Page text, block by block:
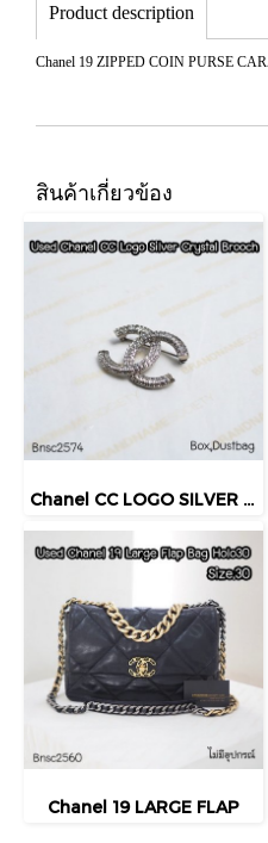
Product description
Chanel 19 ZIPPED COIN PURSE
สินค้าเกี่ยวข้อง
Chanel CC LOGO SILVER CRYSTAL BROOCH
Chanel 19 LARGE FLAP